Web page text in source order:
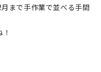
まで手作業で並べる手間